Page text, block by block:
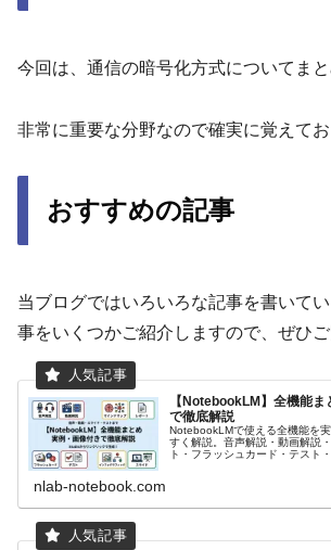
今回は、通信の暗号化方式についてまと
非常に重要な分野なので確実に覚えてお
おすすめの記事
当ブログではいろいろな記事を書いて
事をいくつかご紹介しますので、ぜひご
【NotebookLM】全機能
で徹底解説
NotebookLMで使える全機能を
すく解説。音声解説・動画解説
ト・フラッシュカード・テスト
nlab-notebook.com